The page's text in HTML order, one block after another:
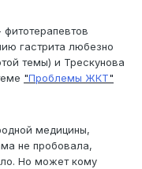
гастрита любезно
темы) и Трескунова
"Проблемы ЖКТ"
медицины,
не пробовала,
Но может кому